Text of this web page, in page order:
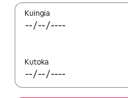
Kuingia
Kutoka